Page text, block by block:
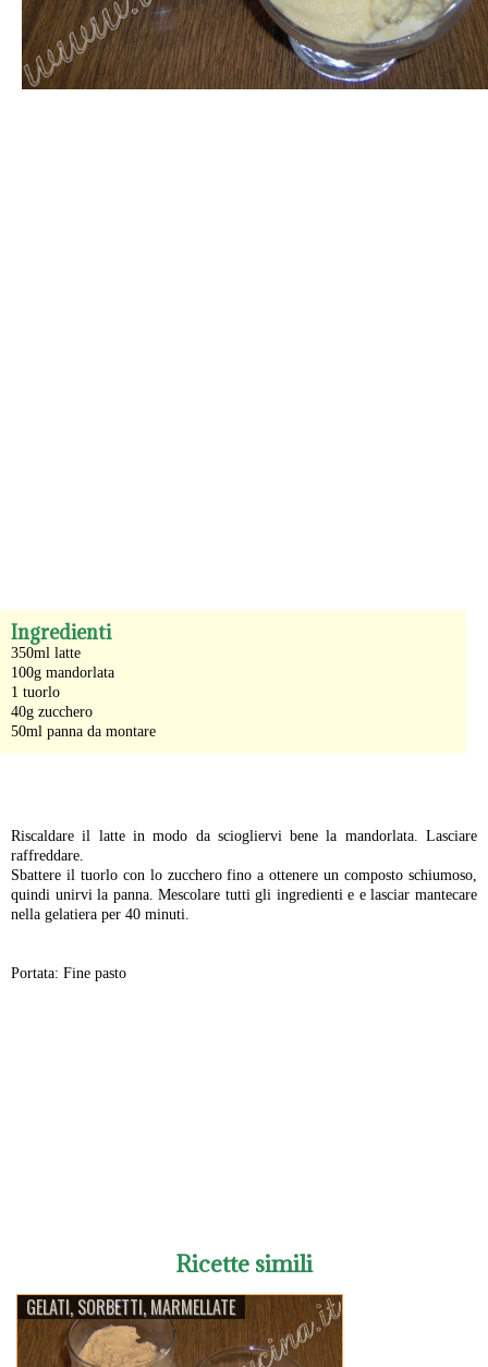
Ingredienti
350ml latte
100g mandorlata
1 tuorlo
40g zucchero
50ml panna da montare
Riscaldare il latte in modo da sciogliervi bene la mandorlata. Lasciare
raffreddare.
Sbattere il tuorlo con lo zucchero fino a ottenere un composto schiumoso,
quindi unirvi la panna. Mescolare tutti gli ingredienti e e lasciar mantecare
nella gelatiera per 40 minuti.
Portata: Fine pasto
Ricette simili
GELATI, SORBETTI, MARMELLATE